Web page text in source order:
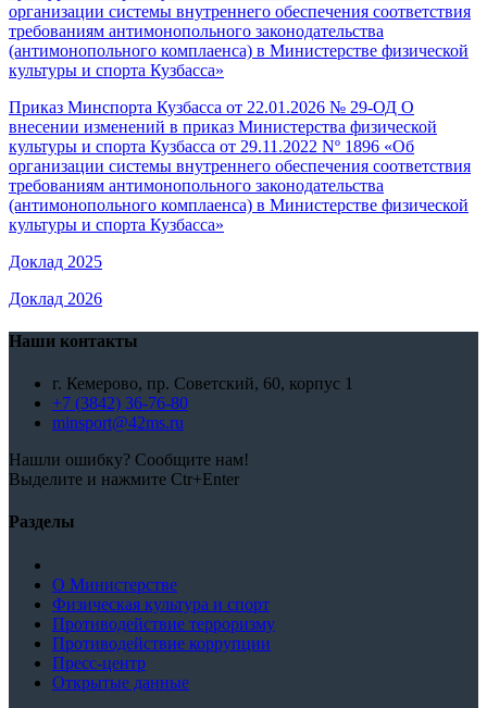
организации системы внутреннего обеспечения соответствия
требованиям антимонопольного законодательства
(антимонопольного комплаенса) в Министерстве физической
культуры и спорта Кузбасса»
Приказ Минспорта Кузбасса от 22.01.2026 № 29-ОД О
внесении изменений в приказ Министерства физической
культуры и спорта Кузбасса от 29.11.2022 Nº 1896 «Об
организации системы внутреннего обеспечения соответствия
требованиям антимонопольного законодательства
(антимонопольного комплаенса) в Министерстве физической
культуры и спорта Кузбасса»
Доклад 2025
Доклад 2026
Наши контакты
г. Кемерово, пр. Советский, 60, корпус 1
+7 (3842) 36-76-80
minsport@42ms.ru
Нашли ошибку? Сообщите нам!
Выделите и нажмите Ctr+Enter
Разделы
О Министерстве
Физическая культура и спорт
Противодействие терроризму
Противодействие коррупции
Пресс-центр
Открытые данные